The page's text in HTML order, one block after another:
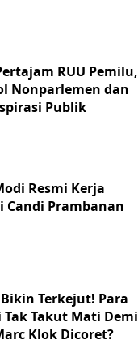
RUU Pemilu,
Nonparlemen dan
Publik
Resmi Kerja
Candi Prambanan
Terkejut! Para
Tak Takut Mati Demi
Klok Dicoret?